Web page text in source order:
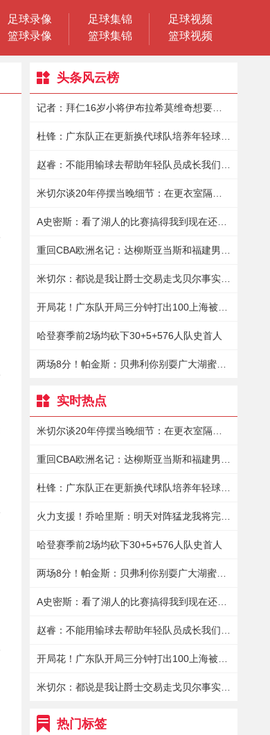
足球录像
篮球录像
足球集锦
篮球集锦
足球视频
篮球视频
头条风云榜
哈登赛季前2场均砍下30+5+576人队史首人
实时热点
哈登赛季前2场均砍下30+5+576人队史首人
热门标签